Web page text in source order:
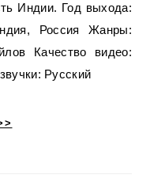
Индии. Год выхода:
Россия Жанры:
Качество видео:
Русский